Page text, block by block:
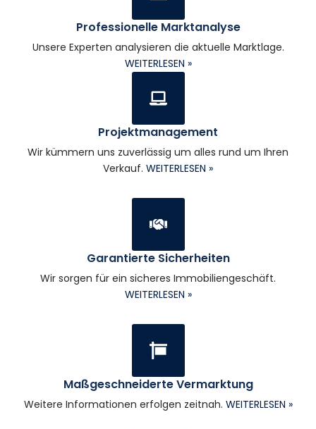
Professionelle Marktanalyse
Unsere Experten analysieren die aktuelle Marktlage.
WEITERLESEN »
Projektmanagement
Wir kümmern uns zuverlässig um alles rund um Ihren
Verkauf. WEITERLESEN »
Garantierte Sicherheiten
Wir sorgen für ein sicheres Immobiliengeschäft.
WEITERLESEN »
Maßgeschneiderte Vermarktung
Weitere Informationen erfolgen zeitnah. WEITERLESEN »